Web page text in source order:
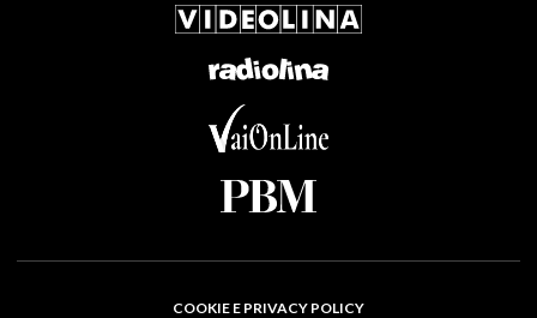
COOKIE E PRIVACY POLICY